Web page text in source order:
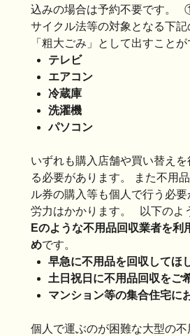
込みの場合は予約不要です。
サイクル法等の対象となる下
「粗大ごみ」として出すことが
テレビ
エアコン
冷蔵庫
洗濯機
パソコン
いずれも購入店舗や買い替え
る必要があります。 また不用
ル券の購入等も個人で行う必
労力はかかります。 以下のよ
Eのような不用品回収業者を利
めです。
早急に不用品を回収してほ
土日祝日に不用品回収をご
マンション等の集合住宅に
個人で運ぶのが困難な大型の